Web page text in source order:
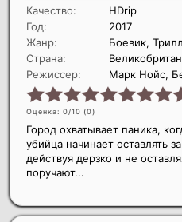
Качество:
HDrip
Год:
2017
Жанр:
Боевик,
Страна:
Режиссер:
Марк Нойс,
Оценка: 0/10 (0)
Город охватывает паника,
убийца начинает оставлять
действуя дерзко и не
поручают...